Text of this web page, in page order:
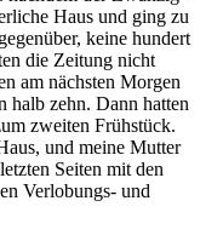
Haus und ging zu
keine hundert
die Zeitung nicht
am nächsten Morgen
halb zehn. Dann hatten
zweiten Frühstück.
und meine Mutter
Seiten mit den
Verlobungs- und